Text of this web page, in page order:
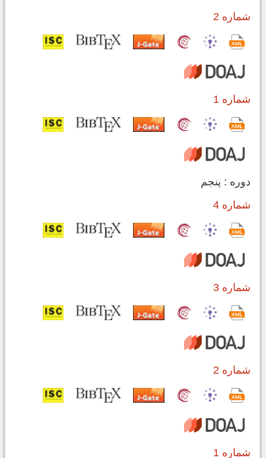
شماره 2
شماره 1
دوره : پنجم
شماره 4
شماره 3
شماره 2
شماره 1